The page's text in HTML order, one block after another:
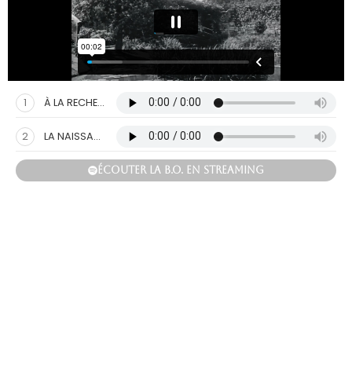
1 À LA RECHERCHE DE LA LUMIÈRE
2 LA NAISSANCE DE L'IMPRESSIONNISME
ÉCOUTER LA B.O. EN STREAMING